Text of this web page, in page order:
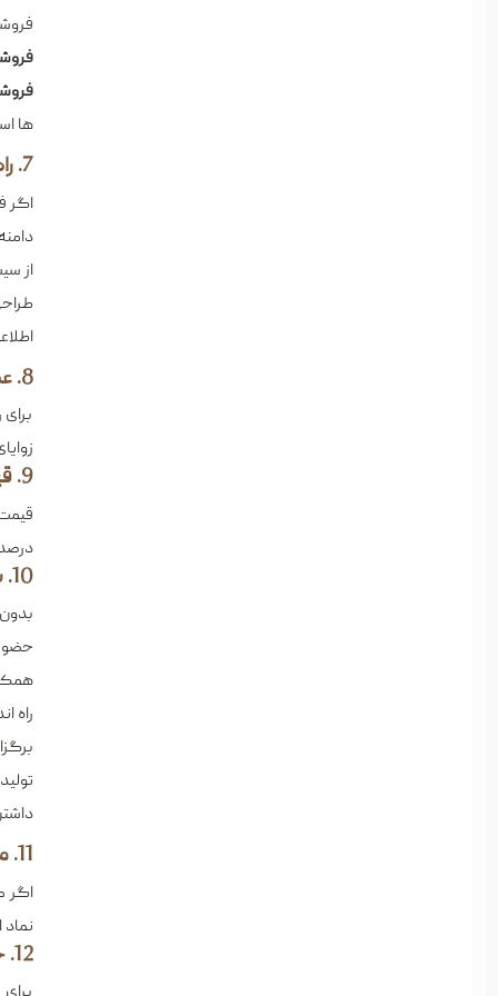
ها
7. راه ‌اندازی فروشگاه اینترنتی
اگر
از
8. عکاسی حرفه ‌ای از محصولات
9. قیمت ‌گذاری هوشمند
10. بازاریابی و جذب مشتری
راه‌
11. مجوزهای لازم برای فعالیت قانونی
اگر
12. خدمات پس از فروش و جلب رضایت مشتری